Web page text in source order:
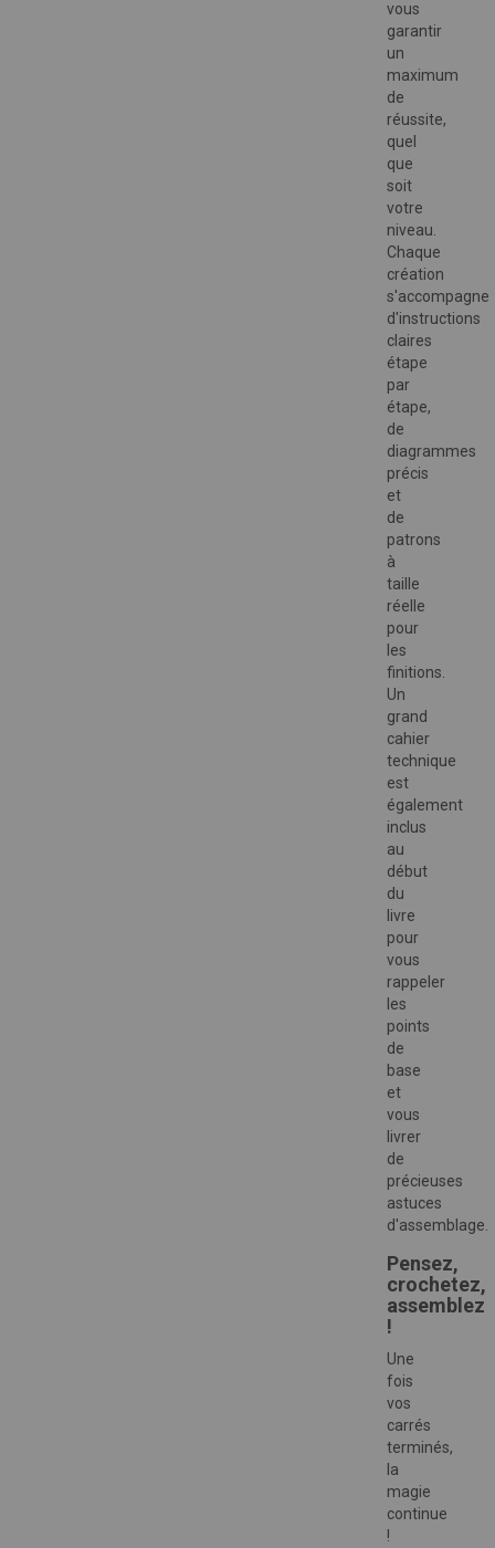
vous
garantir
un
maximum
de
réussite,
quel
que
soit
votre
niveau.
Chaque
création
s'accompagne
d'instructions
claires
étape
par
étape,
de
diagrammes
précis
et
de
patrons
à
taille
réelle
pour
les
finitions.
Un
grand
cahier
technique
est
également
inclus
au
début
du
livre
pour
vous
rappeler
les
points
de
base
et
vous
livrer
de
précieuses
astuces
d'assemblage.
Pensez,
crochetez,
assemblez
!
Une
fois
vos
carrés
terminés,
la
magie
continue
!